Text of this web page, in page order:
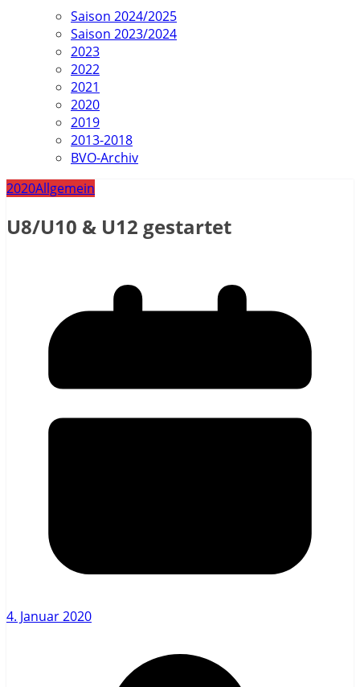
Saison 2024/2025
Saison 2023/2024
2023
2022
2021
2020
2019
2013-2018
BVO-Archiv
2020Allgemein
U8/U10 & U12 gestartet
4. Januar 2020